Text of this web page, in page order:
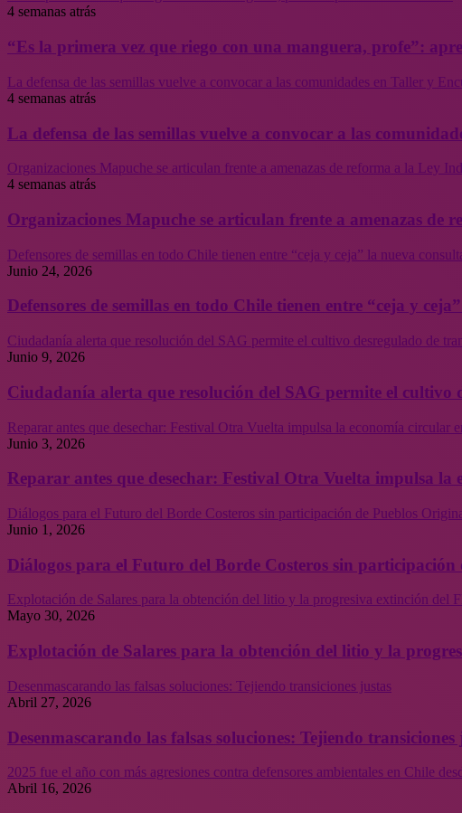
4 semanas atrás
“Es la primera vez que riego con una manguera, profe”:
La defensa de las semillas vuelve a convocar a las comunidades en Taller y
4 semanas atrás
La defensa de las semillas vuelve a convocar a las
Organizaciones Mapuche se articulan frente a amenazas de reforma a la Ley
4 semanas atrás
Organizaciones Mapuche se articulan frente a amenazas de
Defensores de semillas en todo Chile tienen entre “ceja y ceja” la nueva
Junio 24, 2026
Defensores de semillas en todo Chile tienen entre “ceja y
Ciudadanía alerta que resolución del SAG permite el cultivo desregulado de
Junio 9, 2026
Ciudadanía alerta que resolución del SAG permite el cultivo
Reparar antes que desechar: Festival Otra Vuelta impulsa la economía circular
Junio 3, 2026
Reparar antes que desechar: Festival Otra Vuelta impulsa la
Diálogos para el Futuro del Borde Costeros sin participación de Pueblos
Junio 1, 2026
Diálogos para el Futuro del Borde Costeros sin
Explotación de Salares para la obtención del litio y la progresiva extinción del
Mayo 30, 2026
Explotación de Salares para la obtención del litio y la
Desenmascarando las falsas soluciones: Tejiendo transiciones justas
Abril 27, 2026
Desenmascarando las falsas soluciones: Tejiendo transiciones
2025 fue el año con más agresiones contra defensores ambientales en Chile
Abril 16, 2026